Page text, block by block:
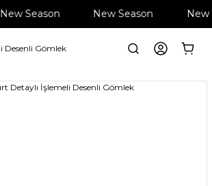
New Season New Season New
Gömlek Sırt Detaylı İşlemeli Desenli Gömlek